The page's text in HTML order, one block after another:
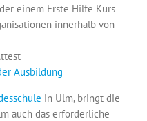
einem Erste Hilfe Kurs
innerhalb von
Ausbildung
in Ulm, bringt die
auch das erforderliche